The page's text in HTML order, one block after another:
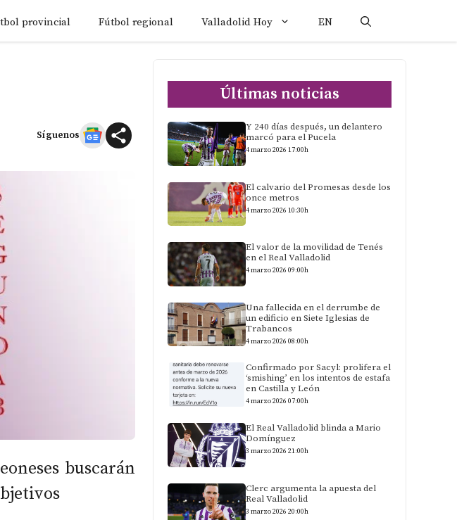
provincial Fútbol regional Valladolid Hoy EN
Síguenos
buscarán
Últimas noticias
Y 240 días después, un delantero
marcó para el Pucela
4 marzo 2026 17:00h
El calvario del Promesas desde los
once metros
4 marzo 2026 10:30h
El valor de la movilidad de Tenés
en el Real Valladolid
4 marzo 2026 09:00h
Una fallecida en el derrumbe de
un edificio en Siete Iglesias de
Trabancos
4 marzo 2026 08:00h
Confirmado por Sacyl: prolifera el
‘smishing’ en los intentos de estafa
en Castilla y León
4 marzo 2026 07:00h
El Real Valladolid blinda a Mario
Domínguez
3 marzo 2026 21:00h
Clerc argumenta la apuesta del
Real Valladolid
3 marzo 2026 20:00h